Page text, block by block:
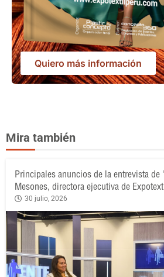
Quiero más información
Mira también
Principales anuncios de la entrevista de
Mesones, directora ejecutiva de
30 julio, 2026